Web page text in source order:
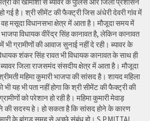
गई है। श्री सीमेंट की फैक्ट्री जिस अंधेरी देवरी गांव में
मसूदा विधानसभा क्षेत्र में आता है। मौजूदा समय में
विधायक वीरेंद्र सिंह कानावत है, लेकिन कानावत
भी ग्रामीणों की आवाज सुनाई नहीं दे रही। ब्यावर के
शंकर सिंह रावत भी विधायक कानावत के साथ ही
जिला राजसमंद संसदीय क्षेत्र में आता है। मौजूदा
महिमा कुमारी भाजपा की सांसद है। शायद महिला
भी यह भी पता नहीं होगा कि श्री सीमेंट की फैक्ट्री की
को परेशान हो रही है। महिमा कुमारी मेवाड़
की सदस्य हे। हो सकता है कि सांसद होने के कारण